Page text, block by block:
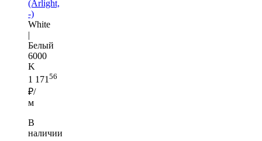
(Arlight,
-)
White
|
Белый
6000
K
1 171 56
₽/
м
В
наличии